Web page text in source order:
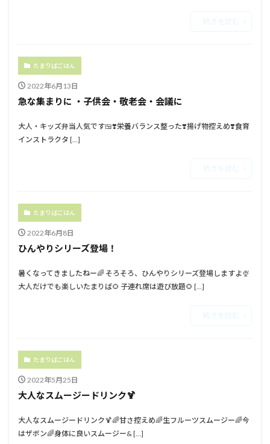
たまりばごはん
2022年6月13日
急な集まりに ⁡・子供会・敬老会・会議に⁡
大人・⁡キッズ弁当人気です🍱⁡⁡❣️栄養バランス整った⁡⁡❣️揚げ物控えめ⁡⁡❣️食育
インストラクタ […]
たまりばごはん
2022年6月8日
ひんやりシリーズ登場！
暑くなってきましたねー🌈⁡ ⁡そろそろ、ひんやりシリーズ登場しますよ🍨⁡⁡ ⁡⁡ ⁡
大人だけでも楽しいたまりば🌻⁡ ⁡子連れ席は遊び放題🌻 […]
たまりばごはん
2022年5月25日
大人なスムージードリンク🍹⁡
大人なスムージードリンク🍹⁡⁡⁡⁡🌈甘さ控えめ⁡⁡🌈生フルーツスムージー⁡⁡🌈今
はザボン⁡⁡🌈身体に良いスムージー⁡⁡& […]